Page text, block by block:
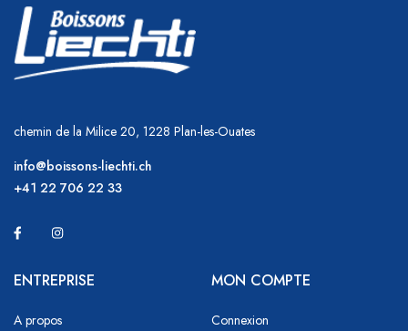
chemin de la Milice 20, 1228 Plan-les-Ouates
info@boissons-liechti.ch
+41 22 706 22 33
ENTREPRISE
A propos
MON COMPTE
Connexion